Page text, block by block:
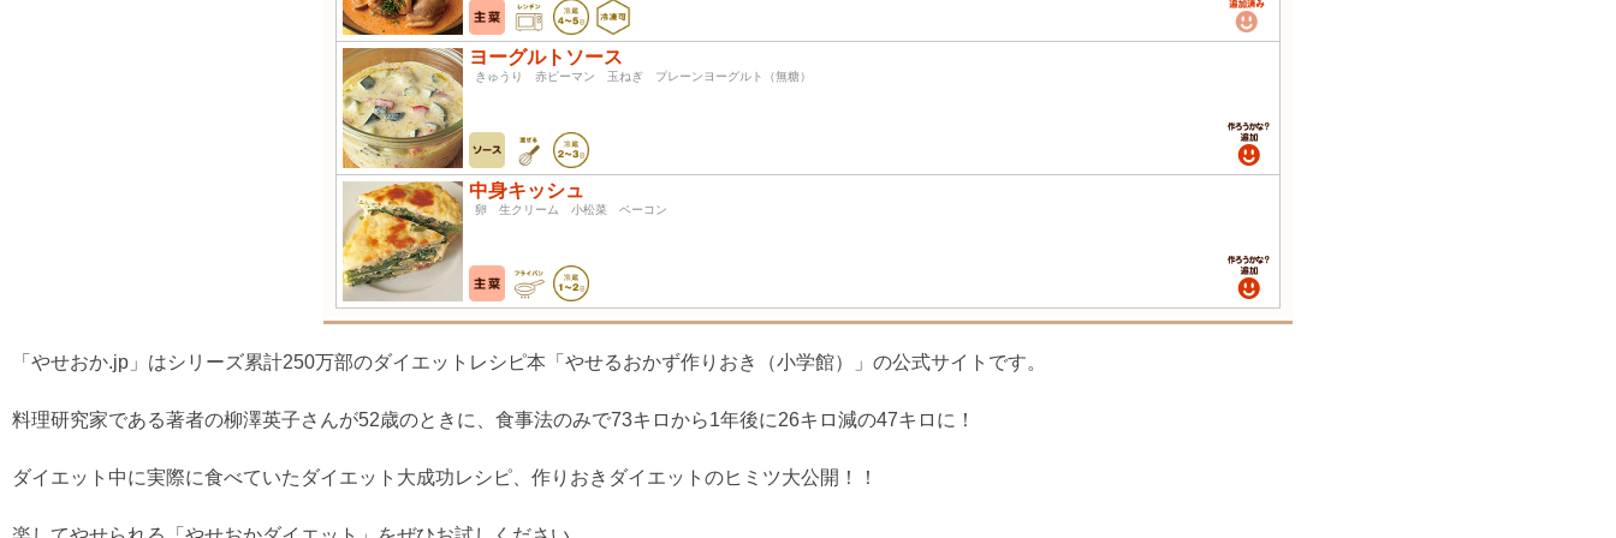
ヨーグルトソース
きゅうり 赤ピーマン 玉ねぎ プレーンヨーグルト（無糖）
中身キッシュ
卵 生クリーム 小松菜 ベーコン
「やせおか.jp」はシリーズ累計250万部のダイエットレシピ本「やせるおかず作りおき（小学館）」の公式サイトです。
料理研究家である著者の柳澤英子さんが52歳のときに、食事法のみで73キロから1年後に26キロ減の47キロに！
ダイエット中に実際に食べていたダイエット大成功レシピ、作りおきダイエットのヒミツ大公開！！